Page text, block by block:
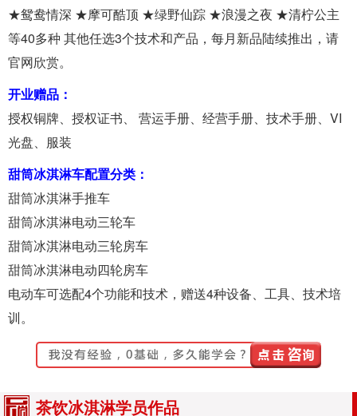
★鸳鸯情深 ★摩可酷顶 ★绿野仙踪 ★浪漫之夜 ★清柠公主
等40多种 其他任选3个技术和产品，每月新品陆续推出，请
官网欣赏。
开业赠品：
授权铜牌、授权证书、 营运手册、经营手册、技术手册、VI
光盘、服装
甜筒冰淇淋车配置分类：
甜筒冰淇淋手推车
甜筒冰淇淋电动三轮车
甜筒冰淇淋电动三轮房车
甜筒冰淇淋电动四轮房车
电动车可选配4个功能和技术，赠送4种设备、工具、技术培
训。
茶饮冰淇淋学员作品